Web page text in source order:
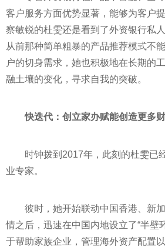
客户服务方面优势显著，能够为客户
察敏锐的杜雯还是看到了外资银行私
从前那种简单粗暴的产品推荐模式不
户的切身需求，她也积极地在长期的
融土壤的变化，寻求自我的突破。
快迭代：创立家办赋能创造更多
时钟拨到2017年，此刻的杜雯已
业专家。
彼时，她开始联动中国香港、新
情之后，迅速在中国内地设立了“半壁
于帮助家族企业，管理海外资产配置